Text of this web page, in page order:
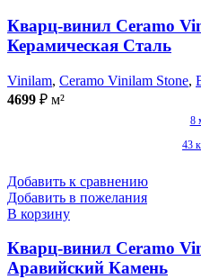
Кварц-винил Ceramo
Керамическая Сталь
Vinilam, Ceramo Vinilam Stone,
4699 ₽ м²
8
43
Добавить к сравнению
Добавить в пожелания
В корзину
Кварц-винил Ceramo
Аравийский Камень